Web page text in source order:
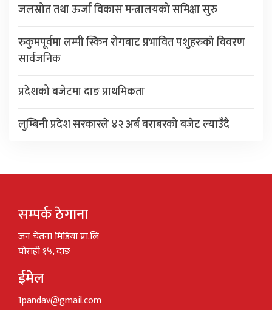
जलस्रोत तथा ऊर्जा विकास मन्त्रालयको समिक्षा सुरु
रुकुमपूर्वमा लम्पी स्किन रोगबाट प्रभावित पशुहरुकाे विवरण
सार्वजनिक
प्रदेशको बजेटमा दाङ प्राथमिकता
लुम्बिनी प्रदेश सरकारले ४२ अर्ब बराबरको बजेट ल्याउँदै
सम्पर्क ठेगाना
जन चेतना मिडिया प्रा.लि
घोराही १५, दाङ
ईमेल
1pandav@gmail.com